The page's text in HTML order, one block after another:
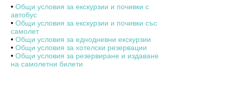
• Общи условия за екскурзии и почивки с
автобус
• Общи условия за екскурзии и почивки със
самолет
• Общи условия за еднодневни екскурзии
• Общи условия за хотелски резервации
• Общи условия за резервиране и издаване
на самолетни билети